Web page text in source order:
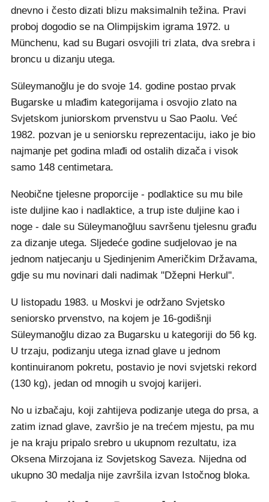
dnevno i često dizati blizu maksimalnih težina. Pravi
proboj dogodio se na Olimpijskim igrama 1972. u
Münchenu, kad su Bugari osvojili tri zlata, dva srebra i
broncu u dizanju utega.
Süleymanoğlu je do svoje 14. godine postao prvak
Bugarske u mlađim kategorijama i osvojio zlato na
Svjetskom juniorskom prvenstvu u Sao Paolu. Već
1982. pozvan je u seniorsku reprezentaciju, iako je bio
najmanje pet godina mlađi od ostalih dizača i visok
samo 148 centimetara.
Neobične tjelesne proporcije - podlaktice su mu bile
iste duljine kao i nadlaktice, a trup iste duljine kao i
noge - dale su Süleymanoğluu savršenu tjelesnu građu
za dizanje utega. Sljedeće godine sudjelovao je na
jednom natjecanju u Sjedinjenim Američkim Državama,
gdje su mu novinari dali nadimak "Džepni Herkul".
U listopadu 1983. u Moskvi je održano Svjetsko
seniorsko prvenstvo, na kojem je 16-godišnji
Süleymanoğlu dizao za Bugarsku u kategoriji do 56 kg.
U trzaju, podizanju utega iznad glave u jednom
kontinuiranom pokretu, postavio je novi svjetski rekord
(130 kg), jedan od mnogih u svojoj karijeri.
No u izbačaju, koji zahtijeva podizanje utega do prsa, a
zatim iznad glave, završio je na trećem mjestu, pa mu
je na kraju pripalo srebro u ukupnom rezultatu, iza
Oksena Mirzojana iz Sovjetskog Saveza. Nijedna od
ukupno 30 medalja nije završila izvan Istočnog bloka.